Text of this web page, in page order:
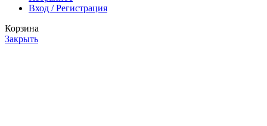
Вход / Регистрация
Корзина
Закрыть